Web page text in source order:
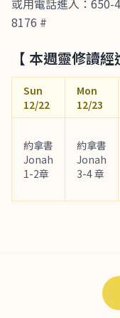
或用電話進入：650-
8176 #
【 本週靈修讀經
Sun
12/22
Mon
12/23
約拿書
Jonah
1-2章
約拿書
Jonah
3-4 章